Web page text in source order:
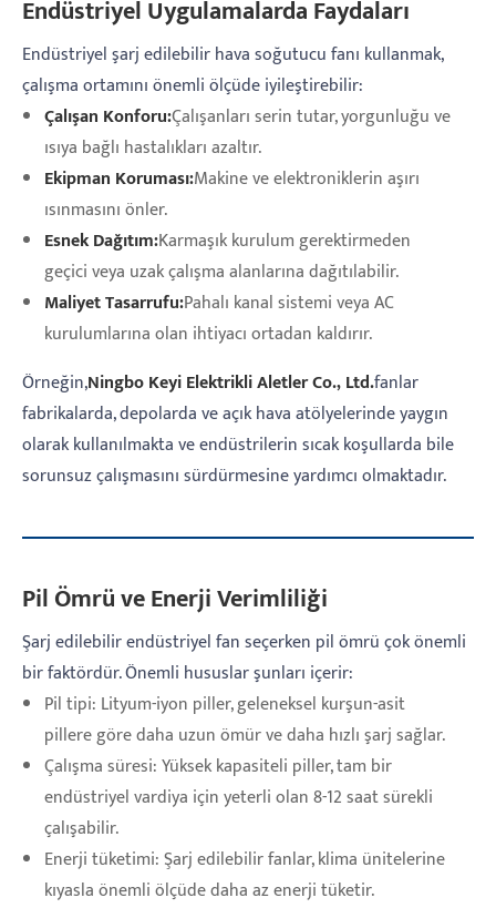
Endüstriyel Uygulamalarda Faydaları
Endüstriyel şarj edilebilir hava soğutucu fanı kullanmak,
çalışma ortamını önemli ölçüde iyileştirebilir:
Çalışan Konforu:Çalışanları serin tutar, yorgunluğu ve
ısıya bağlı hastalıkları azaltır.
Ekipman Koruması:Makine ve elektroniklerin aşırı
ısınmasını önler.
Esnek Dağıtım:Karmaşık kurulum gerektirmeden
geçici veya uzak çalışma alanlarına dağıtılabilir.
Maliyet Tasarrufu:Pahalı kanal sistemi veya AC
kurulumlarına olan ihtiyacı ortadan kaldırır.
Örneğin,Ningbo Keyi Elektrikli Aletler Co., Ltd.fanlar
fabrikalarda, depolarda ve açık hava atölyelerinde yaygın
olarak kullanılmakta ve endüstrilerin sıcak koşullarda bile
sorunsuz çalışmasını sürdürmesine yardımcı olmaktadır.
Pil Ömrü ve Enerji Verimliliği
Şarj edilebilir endüstriyel fan seçerken pil ömrü çok önemli
bir faktördür. Önemli hususlar şunları içerir:
Pil tipi: Lityum-iyon piller, geleneksel kurşun-asit
pillere göre daha uzun ömür ve daha hızlı şarj sağlar.
Çalışma süresi: Yüksek kapasiteli piller, tam bir
endüstriyel vardiya için yeterli olan 8-12 saat sürekli
çalışabilir.
Enerji tüketimi: Şarj edilebilir fanlar, klima ünitelerine
kıyasla önemli ölçüde daha az enerji tüketir.